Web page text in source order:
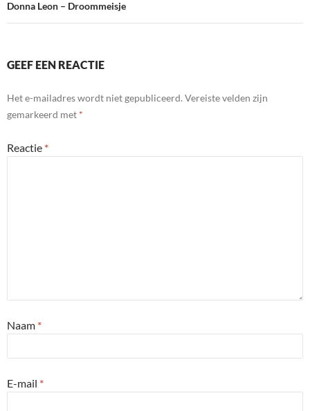
Donna Leon – Droommeisje
GEEF EEN REACTIE
Het e-mailadres wordt niet gepubliceerd. Vereiste velden zijn
gemarkeerd met *
Reactie *
Naam *
E-mail *